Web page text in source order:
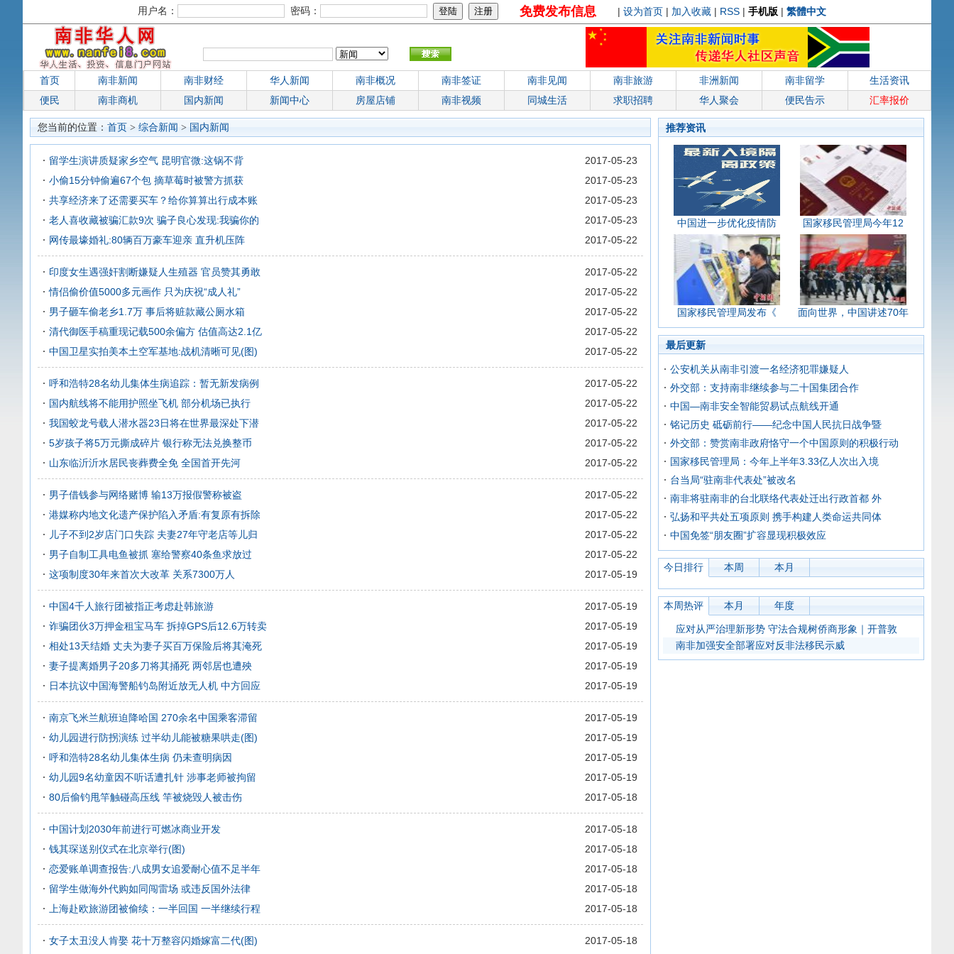
用户名： 密码： 免费发布信息 | 设为首页 | 加入收藏 | RSS | 手机版 | 繁體中文
首页 南非新闻 南非财经 华人新闻 南非概况 南非签证 南非见闻 南非旅游 非洲新闻 南非留学
生活资讯
便民
南非商机 国内新闻 新闻中心 房屋店铺 南非视频 同城生活 求职招聘 华人聚会 便民告示 汇率报价
您当前的位置： 首页 > 综合新闻 > 国内新闻
留学生演讲质疑家乡空气 昆明官微:这锅不背
2017-05-23
小偷15分钟偷遍67个包 摘草莓时被警方抓获
2017-05-23
共享经济来了还需要买车？给你算算出行成本账
2017-05-23
老人喜收藏被骗汇款9次 骗子良心发现:我骗你的
2017-05-23
网传最壕婚礼:80辆百万豪车迎亲 直升机压阵
2017-05-22
印度女生遇强奸割断嫌疑人生殖器 官员赞其勇敢
2017-05-22
情侣偷价值5000多元画作 只为庆祝“成人礼”
2017-05-22
男子砸车偷老乡1.7万 事后将赃款藏公厕水箱
2017-05-22
清代御医手稿重现记载500余偏方 估值高达2.1亿
2017-05-22
中国卫星实拍美本土空军基地:战机清晰可见(图)
2017-05-22
呼和浩特28名幼儿集体生病追踪：暂无新发病例
2017-05-22
国内航线将不能用护照坐飞机 部分机场已执行
2017-05-22
我国蛟龙号载人潜水器23日将在世界最深处下潜
2017-05-22
5岁孩子将5万元撕成碎片 银行称无法兑换整币
2017-05-22
山东临沂沂水居民丧葬费全免 全国首开先河
2017-05-22
男子借钱参与网络赌博 输13万报假警称被盗
2017-05-22
港媒称内地文化遗产保护陷入矛盾:有复原有拆除
2017-05-22
儿子不到2岁店门口失踪 夫妻27年守老店等儿归
2017-05-22
男子自制工具电鱼被抓 塞给警察40条鱼求放过
2017-05-22
这项制度30年来首次大改革 关系7300万人
2017-05-19
中国4千人旅行团被指正考虑赴韩旅游
2017-05-19
诈骗团伙3万押金租宝马车 拆掉GPS后12.6万转卖
2017-05-19
相处13天结婚 丈夫为妻子买百万保险后将其淹死
2017-05-19
妻子提离婚男子20多刀将其捅死 两邻居也遭殃
2017-05-19
日本抗议中国海警船钓岛附近放无人机 中方回应
2017-05-19
南京飞米兰航班迫降哈国 270余名中国乘客滞留
2017-05-19
幼儿园进行防拐演练 过半幼儿能被糖果哄走(图)
2017-05-19
呼和浩特28名幼儿集体生病 仍未查明病因
2017-05-19
幼儿园9名幼童因不听话遭扎针 涉事老师被拘留
2017-05-19
80后偷钓甩竿触碰高压线 竿被烧毁人被击伤
2017-05-18
中国计划2030年前进行可燃冰商业开发
2017-05-18
钱其琛送别仪式在北京举行(图)
2017-05-18
恋爱账单调查报告:八成男女追爱耐心值不足半年
2017-05-18
留学生做海外代购如同闯雷场 或违反国外法律
2017-05-18
上海赴欧旅游团被偷续：一半回国 一半继续行程
2017-05-18
女子太丑没人肯娶 花十万整容闪婚嫁富二代(图) 2017-05-18
推荐资讯
中国进一步优化疫情防 国家移民管理局今年12
国家移民管理局发布《 面向世界，中国讲述70年
最后更新
公安机关从南非引渡一名经济犯罪嫌疑人
外交部：支持南非继续参与二十国集团合作
中国—南非安全智能贸易试点航线开通
铭记历史 砥砺前行——纪念中国人民抗日战争暨
外交部：赞赏南非政府恪守一个中国原则的积极行动
国家移民管理局：今年上半年3.33亿人次出入境
台当局“驻南非代表处”被改名
南非将驻南非的台北联络代表处迁出行政首都 外
弘扬和平共处五项原则 携手构建人类命运共同体
中国免签“朋友圈”扩容显现积极效应
今日排行 本周 本月
本周热评 本月 年度
应对从严治理新形势 守法合规树侨商形象｜开普敦
南非加强安全部署应对反非法移民示威